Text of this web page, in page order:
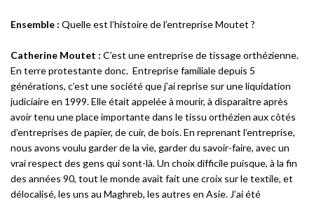
Ensemble : Quelle est l’histoire de l’entreprise Moutet ?
Catherine Moutet : C’est une entreprise de tissage orthézienne.
En terre protestante donc. Entreprise familiale depuis 5
générations, c’est une société que j’ai reprise sur une liquidation
judiciaire en 1999. Elle était appelée à mourir, à disparaître après
avoir tenu une place importante dans le tissu orthézien aux côtés
d’entreprises de papier, de cuir, de bois. En reprenant l’entreprise,
nous avons voulu garder de la vie, garder du savoir-faire, avec un
vrai respect des gens qui sont-là. Un choix difficile puisque, à la fin
des années 90, tout le monde avait fait une croix sur le textile, et
délocalisé, les uns au Maghreb, les autres en Asie. J’ai été